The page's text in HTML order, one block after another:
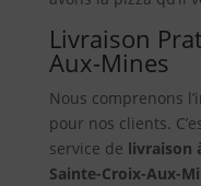
Livraison
Aux-Mines
Nous comprenons
pour nos clients.
service de livraison
Sainte-Croix-Aux-